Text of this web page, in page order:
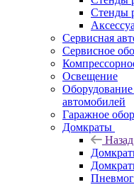
Стенды
Сервисная
Сервисное
Освещение
автомобилей
Гаражное
Домкраты
Назад